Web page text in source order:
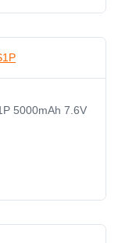
5000mAh 7.6V